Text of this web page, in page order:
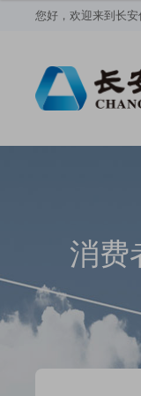
您好，欢迎来到长安
消费